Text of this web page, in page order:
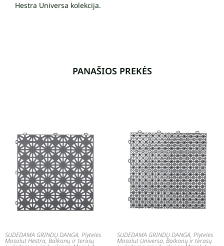
Hestra Universa kolekcija.
PANAŠIOS PREKĖS
SUDEDAMA GRINDŲ DANGA, Plytelės
Mosolut Hestra, Balkonų ir terasų
SUDEDAMA GRINDŲ DANGA, Plytelės
Mosolut Universa, Balkonų ir terasų